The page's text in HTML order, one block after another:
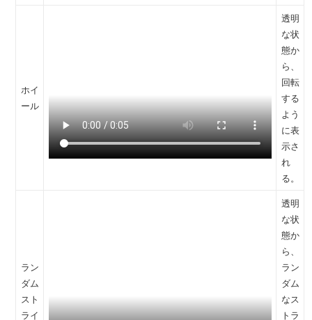
ホイ
ール
透明
な状
態か
ら、
回転
する
よう
に表
示さ
れ
る。
ラン
ダム
スト
ライ
透明
な状
態か
ら、
ラン
ダム
なス
トラ